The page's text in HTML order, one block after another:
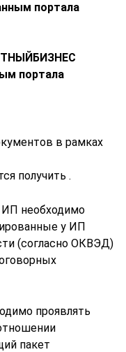
портала
портала
в рамках
получить .
необходимо
у ИП
(согласно ОКВЭД)
проявлять
пакет